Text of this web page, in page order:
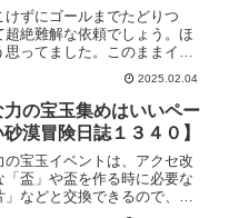
けずにゴールまでたどりつ
超絶難解な依頼でしょう。ほ
思ってました。このままイベ
そうだなと思ってたら、うっ
できましたｗ来年は、もっと
てるといいなー。
2025.02.04
力の宝玉集めはいいペー
漠冒険日誌１３４０】
の宝玉イベントは、アクセ改
「盃」や盃を作る時に必要な
」などと交換できるので、イ
まると張り切ってしまいま